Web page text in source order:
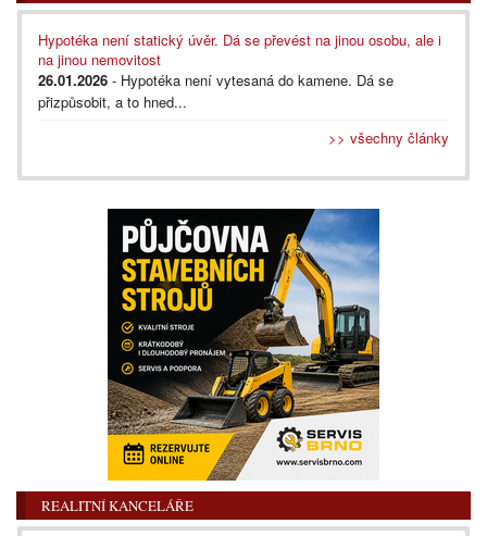
Hypotéka není statický úvěr. Dá se převést na jinou osobu, ale i
na jinou nemovitost
26.01.2026 - Hypotéka není vytesaná do kamene. Dá se
přizpůsobit, a to hned...
>> všechny články
REALITNÍ KANCELÁŘE